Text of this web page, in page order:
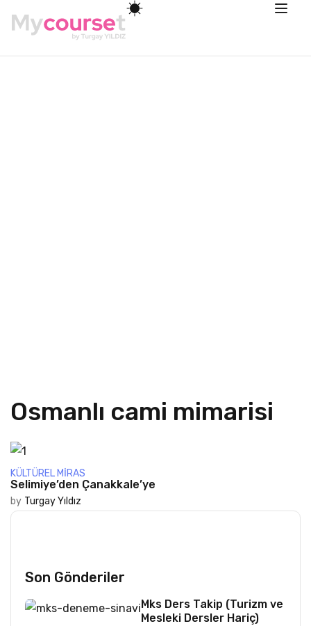
Osmanlı cami mimarisi
KÜLTÜREL MIRAS
Selimiye’den Çanakkale’ye
by Turgay Yıldız
Son Gönderiler
Mks Ders Takip (Turizm ve
Mesleki Dersler Hariç)